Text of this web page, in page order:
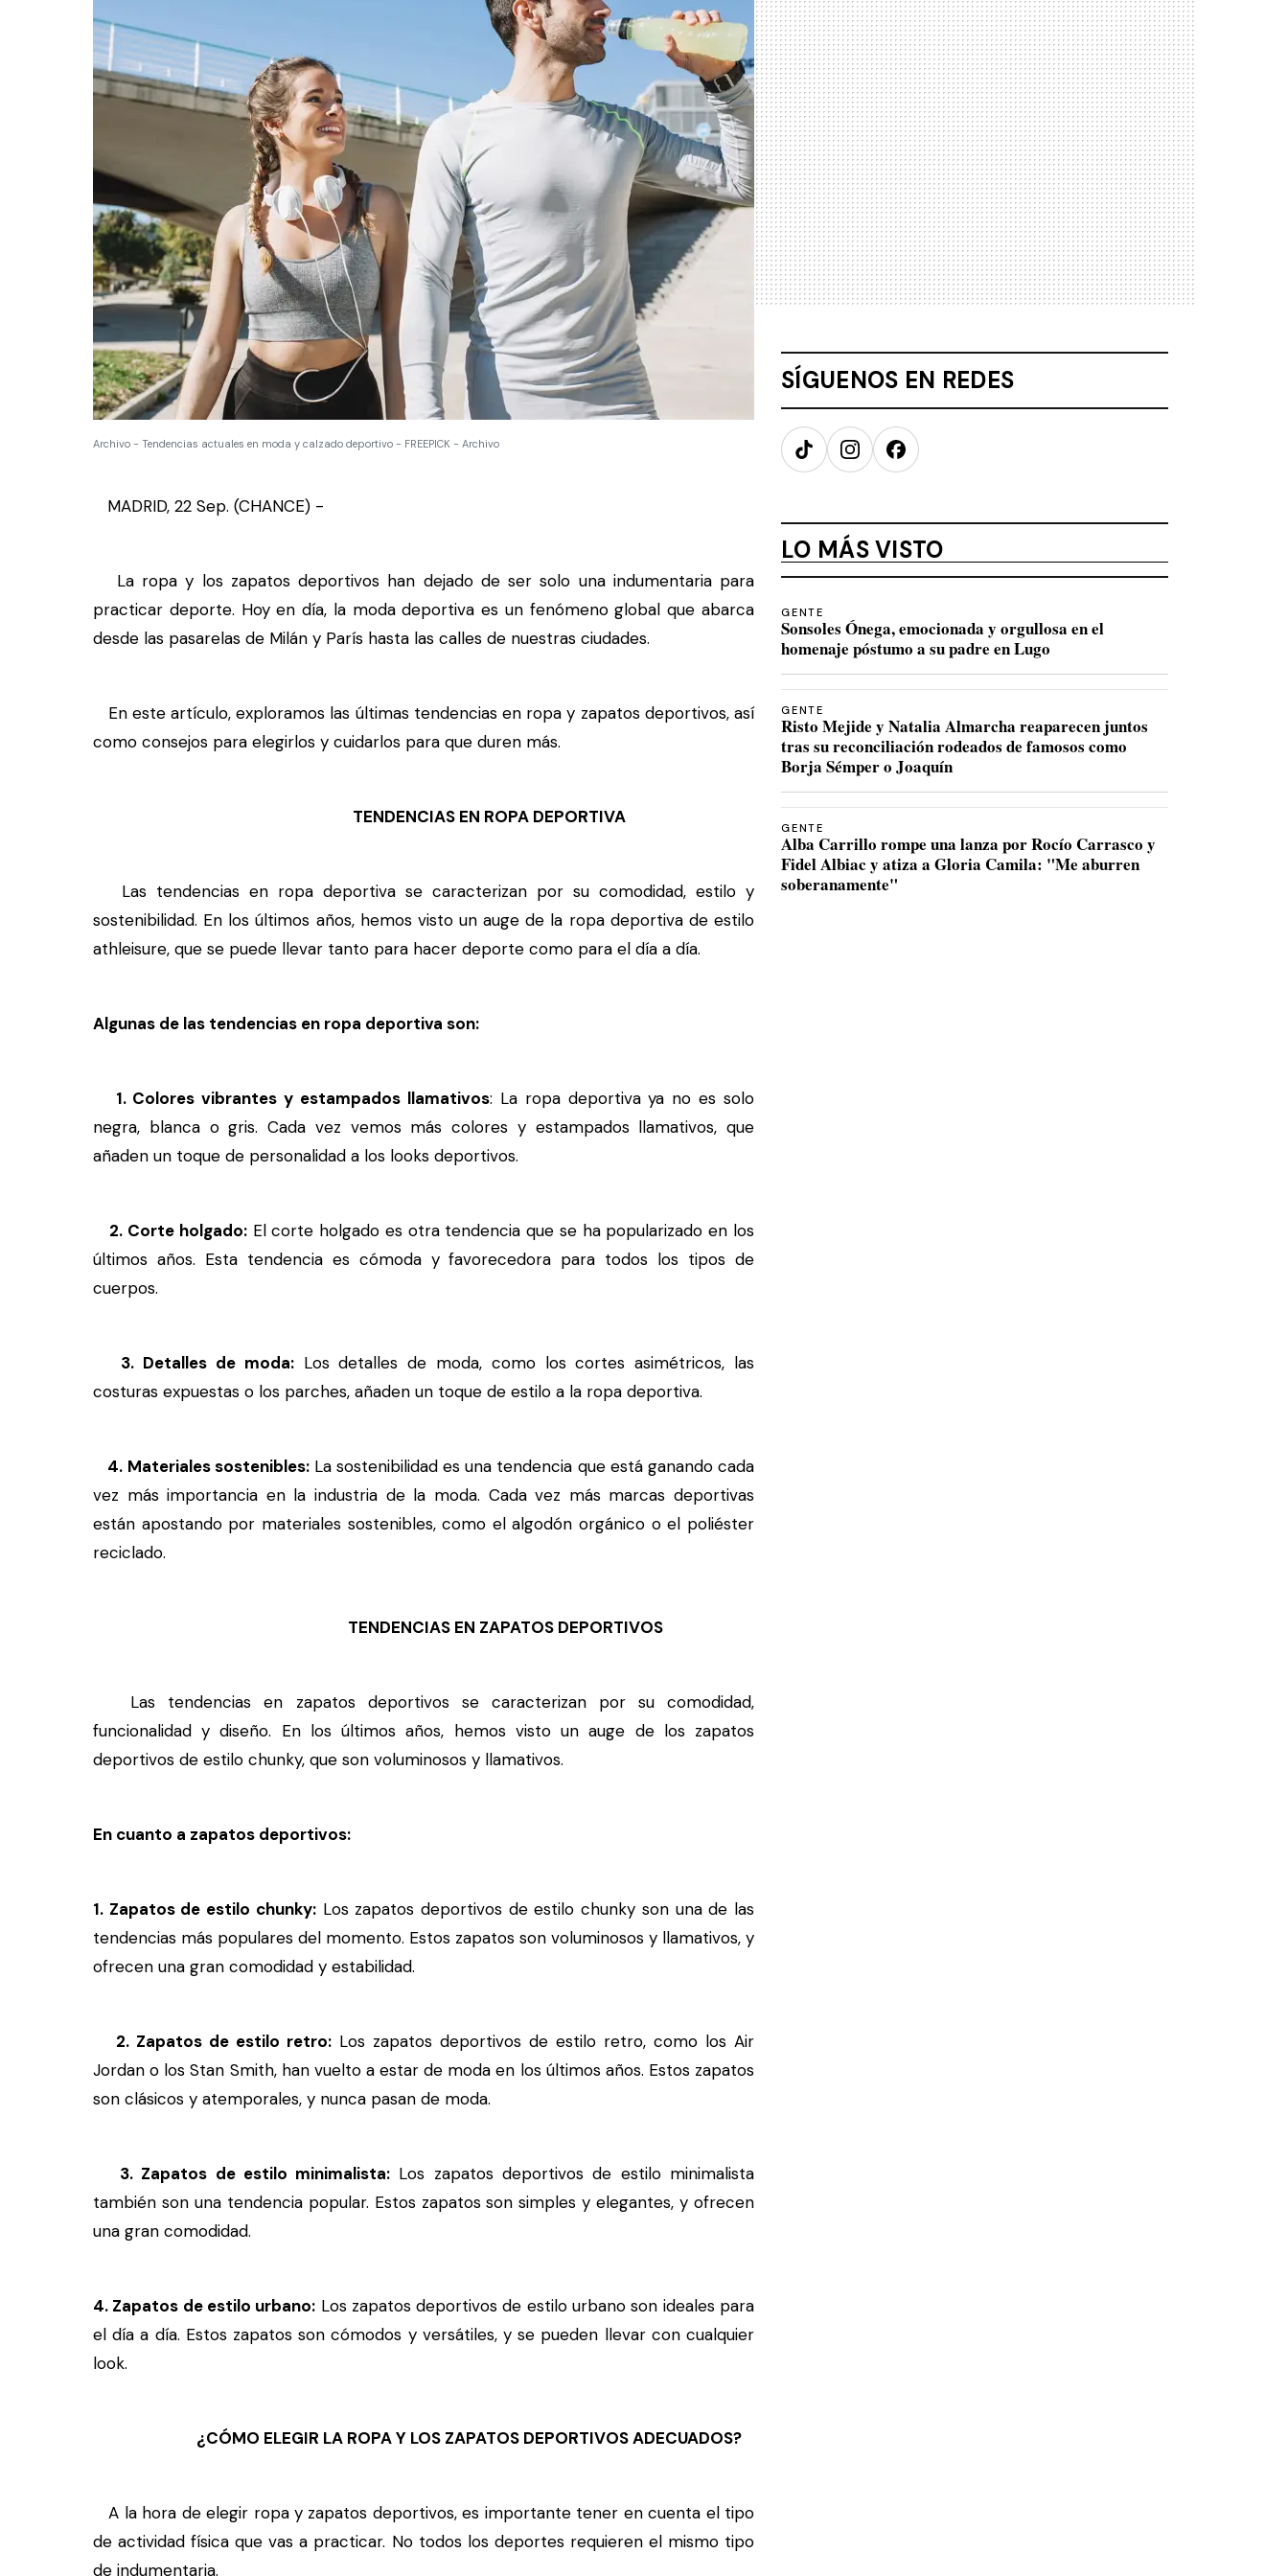
Archivo - Tendencias actuales en moda y calzado deportivo - FREEPICK - Archivo
MADRID, 22 Sep. (CHANCE) -
La ropa y los zapatos deportivos han dejado de ser solo una indumentaria para
practicar deporte. Hoy en día, la moda deportiva es un fenómeno global que abarca
desde las pasarelas de Milán y París hasta las calles de nuestras ciudades.
En este artículo, exploramos las últimas tendencias en ropa y zapatos deportivos, así
como consejos para elegirlos y cuidarlos para que duren más.
TENDENCIAS EN ROPA DEPORTIVA
Las tendencias en ropa deportiva se caracterizan por su comodidad, estilo y
sostenibilidad. En los últimos años, hemos visto un auge de la ropa deportiva de estilo
athleisure, que se puede llevar tanto para hacer deporte como para el día a día.
Algunas de las tendencias en ropa deportiva son:
1. Colores vibrantes y estampados llamativos: La ropa deportiva ya no es solo
negra, blanca o gris. Cada vez vemos más colores y estampados llamativos, que
añaden un toque de personalidad a los looks deportivos.
2. Corte holgado:El corte holgado es otra tendencia que se ha popularizado en los
últimos años. Esta tendencia es cómoda y favorecedora para todos los tipos de
cuerpos.
3. Detalles de moda:Los detalles de moda, como los cortes asimétricos, las
costuras expuestas o los parches, añaden un toque de estilo a la ropa deportiva.
4. Materiales sostenibles:La sostenibilidad es una tendencia que está ganando cada
vez más importancia en la industria de la moda. Cada vez más marcas deportivas
están apostando por materiales sostenibles, como el algodón orgánico o el poliéster
reciclado.
TENDENCIAS EN ZAPATOS DEPORTIVOS
Las tendencias en zapatos deportivos se caracterizan por su comodidad,
funcionalidad y diseño. En los últimos años, hemos visto un auge de los zapatos
deportivos de estilo chunky, que son voluminosos y llamativos.
En cuanto a zapatos deportivos:
1. Zapatos de estilo chunky:Los zapatos deportivos de estilo chunky son una de las
tendencias más populares del momento. Estos zapatos son voluminosos y llamativos, y
ofrecen una gran comodidad y estabilidad.
2. Zapatos de estilo retro: Los zapatos deportivos de estilo retro, como los Air
Jordan o los Stan Smith, han vuelto a estar de moda en los últimos años. Estos zapatos
son clásicos y atemporales, y nunca pasan de moda.
3. Zapatos de estilo minimalista: Los zapatos deportivos de estilo minimalista
también son una tendencia popular. Estos zapatos son simples y elegantes, y ofrecen
una gran comodidad.
4. Zapatos de estilo urbano: Los zapatos deportivos de estilo urbano son ideales para
el día a día. Estos zapatos son cómodos y versátiles, y se pueden llevar con cualquier
look.
¿CÓMO ELEGIR LA ROPA Y LOS ZAPATOS DEPORTIVOS ADECUADOS?
A la hora de elegir ropa y zapatos deportivos, es importante tener en cuenta el tipo
de actividad física que vas a practicar. No todos los deportes requieren el mismo tipo
de indumentaria.
SÍGUENOS EN REDES
TikTokInstagramFacebook
LO MÁS VISTO
GENTE
Sonsoles Ónega, emocionada y orgullosa en el
homenaje póstumo a su padre en Lugo
GENTE
Risto Mejide y Natalia Almarcha reaparecen juntos
tras su reconciliación rodeados de famosos como
Borja Sémper o Joaquín
GENTE
Alba Carrillo rompe una lanza por Rocío Carrasco y
Fidel Albiac y atiza a Gloria Camila: "Me aburren
soberanamente"